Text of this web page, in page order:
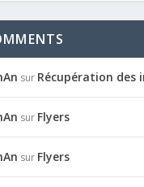
sur Récupération des
sur Flyers
sur Flyers